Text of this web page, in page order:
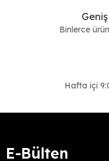
Binlerce
Hafta içi
E-Bülten